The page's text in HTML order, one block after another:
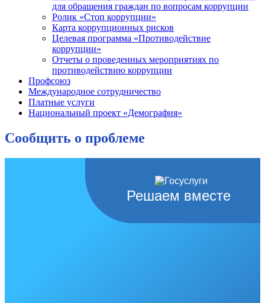
для обращения граждан по вопросам коррупции
Ролик «Стоп коррупции»
Карта коррупционных рисков
Целевая программа «Противодействие
коррупции»
Отчеты о проведенных мероприятиях по
противодействию коррупции
Профсоюз
Международное сотрудничество
Платные услуги
Национальный проект «Демография»
Сообщить о проблеме
Решаем вместе